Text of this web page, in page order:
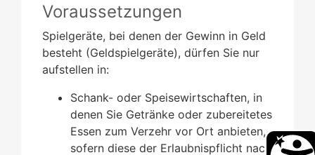
Voraussetzungen
Spielgeräte, bei denen der Gewinn in Geld
besteht (Geldspielgeräte), dürfen Sie nur
aufstellen in:
Schank- oder Speisewirtschaften, in
denen Sie Getränke oder zubereitetes
Essen zum Verzehr vor Ort anbieten,
sofern diese der Erlaubnispflicht nach